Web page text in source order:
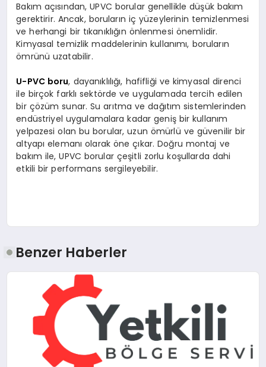
Bakım açısından, UPVC borular genellikle düşük bakım
gerektirir. Ancak, boruların iç yüzeylerinin temizlenmesi
ve herhangi bir tıkanıklığın önlenmesi önemlidir.
Kimyasal temizlik maddelerinin kullanımı, boruların
ömrünü uzatabilir.
U-PVC boru, dayanıklılığı, hafifliği ve kimyasal direnci
ile birçok farklı sektörde ve uygulamada tercih edilen
bir çözüm sunar. Su arıtma ve dağıtım sistemlerinden
endüstriyel uygulamalara kadar geniş bir kullanım
yelpazesi olan bu borular, uzun ömürlü ve güvenilir bir
altyapı elemanı olarak öne çıkar. Doğru montaj ve
bakım ile, UPVC borular çeşitli zorlu koşullarda dahi
etkili bir performans sergileyebilir.
Benzer Haberler